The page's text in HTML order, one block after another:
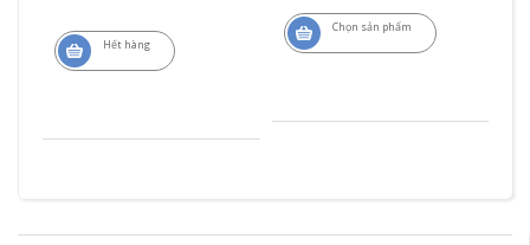
Hết hàng
Chọn sản phẩm